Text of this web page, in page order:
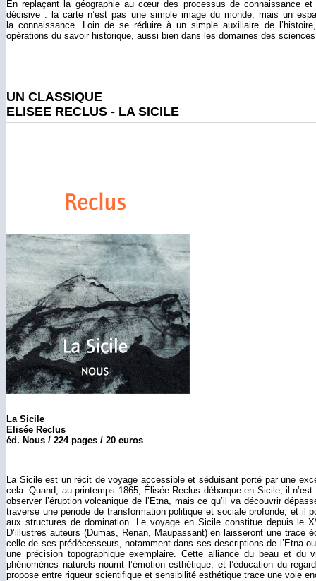
En replaçant la géographie au cœur des processus de connaissance
décisive : la carte n’est pas une simple image du monde, mais un
la connaissance. Loin de se réduire à un simple auxiliaire de
opérations du savoir historique, aussi bien dans les domaines des
UN CLASSIQUE
ELISEE RECLUS - LA SICILE
La Sicile
Elisée Reclus
éd. Nous / 224 pages / 20 euros
La Sicile est un récit de voyage accessible et séduisant porté par une
cela. Quand, au printemps 1865, Élisée Reclus débarque en Sicile, il
observer l’éruption volcanique de l’Etna, mais ce qu’il va découvrir
traverse une période de transformation politique et sociale profonde, et il
aux structures de domination. Le voyage en Sicile constitue depuis le
D’illustres auteurs (Dumas, Renan, Maupassant) en laisseront une
celle de ses prédécesseurs, notamment dans ses descriptions de l’Etna
une précision topographique exemplaire. Cette alliance du beau et du
phénomènes naturels nourrit l’émotion esthétique, et l’éducation du
propose entre rigueur scientifique et sensibilité esthétique trace une voie